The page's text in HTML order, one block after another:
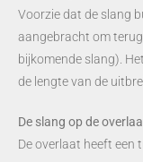
Voorzie dat de slang
aangebracht om
bijkomende slang).
de lengte van de
De slang op de
De overlaat heeft een